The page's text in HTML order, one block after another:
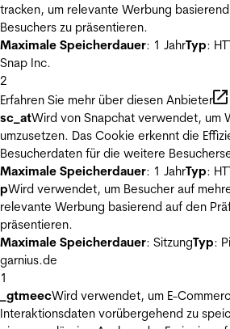
tracken, um relevante Werbung
Besuchers zu präsentieren.
Maximale Speicherdauer: 1 JahrTyp:
Snap Inc.
2
Erfahren Sie mehr über diesen Anbieter
sc_atWird von Snapchat verwendet, um
umzusetzen. Das Cookie erkennt die
Besucherdaten für die weitere
Maximale Speicherdauer: 1 JahrTyp:
pWird verwendet, um Besucher auf
relevante Werbung basierend auf den
präsentieren.
Maximale Speicherdauer: SitzungTyp:
garnius.de
1
_gtmeecWird verwendet, um E-
Interaktionsdaten vorübergehend zu